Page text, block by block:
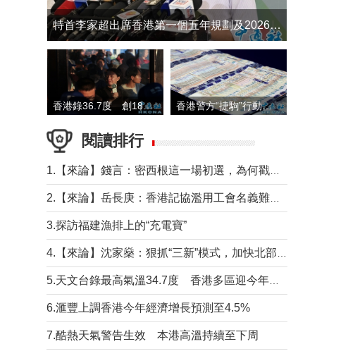
​特首李家超出席香港第一個五年規劃及2026年《施政報告》地區諮詢會
香港錄36.7度 創1884年有紀錄以來最高溫 香港警方“捷駒”行動拘147人 涉洗黑錢逾6億元
閱讀排行
3.探訪福建漁排上的“充電寶”
6.滙豐上調香港今年經濟增長預測至4.5%
7.酷熱天氣警告生效 本港高溫持續至下周